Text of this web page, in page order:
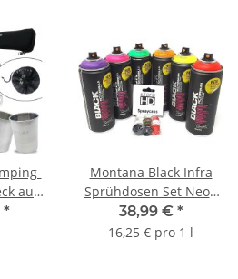
aus
*
Montana Black Infra
Sprühdosen Set Neon
Farben +
Ersatzsprühköpfe - 6 x
38,99 € *
16,25 € pro 1 l